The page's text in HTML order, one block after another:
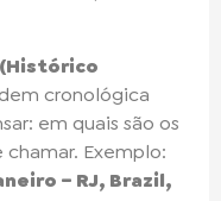
cronológica
em quais são os
Exemplo:
– RJ, Brazil,